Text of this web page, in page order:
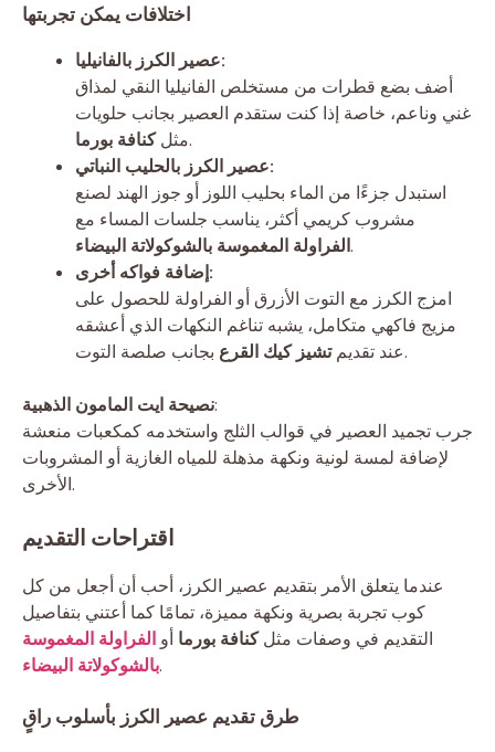
اختلافات يمكن تجربتها
عصير الكرز بالفانيليا:
أضف بضع قطرات من مستخلص الفانيليا النقي لمذاق
غني وناعم، خاصة إذا كنت ستقدم العصير بجانب حلويات
مثلكنافة بورما
.
عصير الكرز بالحليب النباتي:
استبدل جزءًا من الماء بحليب اللوز أو جوز الهند لصنع
مشروب كريمي أكثر، يناسب جلسات المساء مع
الفراولة المغموسة بالشوكولاتة البيضاء.
إضافة فواكه أخرى:
امزج الكرز مع التوت الأزرق أو الفراولة للحصول على
مزيج فاكهي متكامل، يشبه تناغم النكهات الذي أعشقه
عند تقديمتشيز كيك القرع بجانب صلصة التوت.
نصيحة ايت المامون الذهبية:
جرب تجميد العصير في قوالب الثلج واستخدمه كمكعبات منعشة
لإضافة لمسة لونية ونكهة مذهلة للمياه الغازية أو المشروبات
الأخرى.
اقتراحات التقديم
عندما يتعلق الأمر بتقديم عصير الكرز، أحب أن أجعل من كل
كوب تجربة بصرية ونكهة مميزة، تمامًا كما أعتني بتفاصيل
التقديم في وصفات مثلكنافة بورما أو الفراولة المغموسة
بالشوكولاتة البيضاء.
طرق تقديم عصير الكرز بأسلوب راقٍ